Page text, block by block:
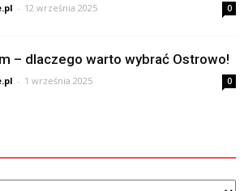
- 12 września 2025 0
– dlaczego warto wybrać Ostrowo!
- 1 września 2025 0